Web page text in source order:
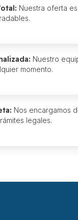
Nuestra oferta
Nuestro
momento.
Nos encargamos
legales.